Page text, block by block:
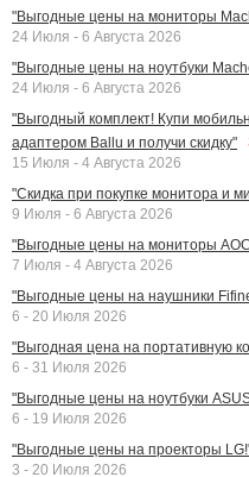
"Выгодные цены на мониторы
24 Июля - 6 Августа 2026
"Выгодные цены на ноутбуки
24 Июля - 6 Августа 2026
"Выгодный комплект! Купи
адаптером Ballu и получи скидку"
15 Июля - 4 Августа 2026
"Скидка при покупке монитора и
9 Июля - 6 Августа 2026
"Выгодные цены на мониторы
7 Июля - 4 Августа 2026
"Выгодные цены на наушники
6 - 20 Июля 2026
"Выгодная цена на портативную
6 - 31 Июля 2026
"Выгодные цены на ноутбуки
6 - 19 Июля 2026
"Выгодные цены на проекторы
3 - 20 Июля 2026